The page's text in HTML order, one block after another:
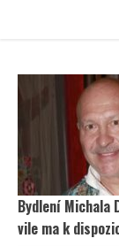
Bydlení Michala
vile ma k